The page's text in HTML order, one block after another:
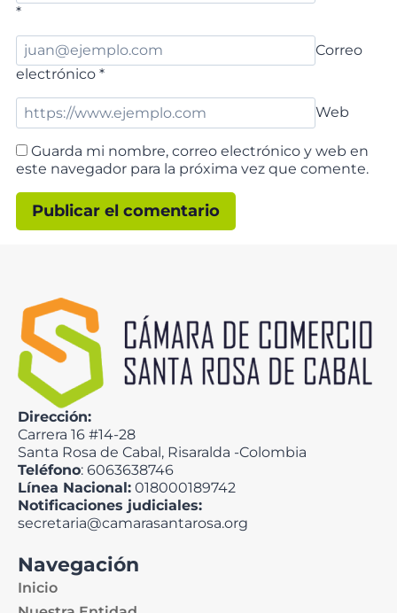
*
Correo
electrónico *
Web
Guarda mi nombre, correo electrónico y web en
este navegador para la próxima vez que comente.
Dirección:
Carrera 16 #14-28
Santa Rosa de Cabal, Risaralda -Colombia
Teléfono: 6063638746
Línea Nacional: 018000189742
Notificaciones judiciales:
secretaria@camarasantarosa.org
Navegación
Inicio